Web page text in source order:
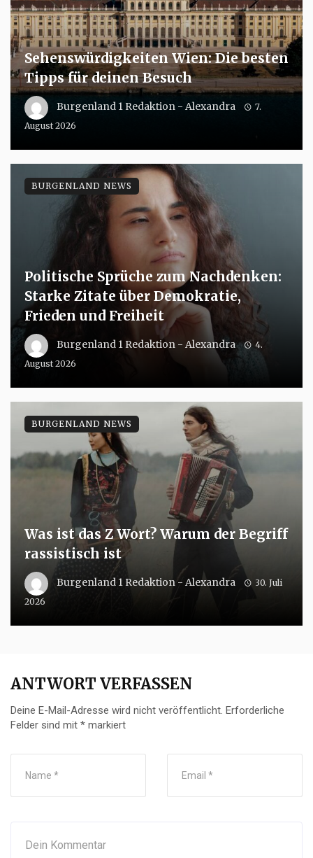
Sehenswürdigkeiten Wien: Die besten
Tipps für deinen Besuch
Burgenland 1 Redaktion - Alexandra
7.
August 2026
Politische Sprüche zum Nachdenken:
Starke Zitate über Demokratie,
Frieden und Freiheit
Burgenland 1 Redaktion - Alexandra
4.
August 2026
BURGENLAND NEWS
Was ist das Z Wort? Warum der Begriff
rassistisch ist
Burgenland 1 Redaktion - Alexandra
30. Juli
2026
BURGENLAND NEWS
ANTWORT VERFASSEN
Deine E-Mail-Adresse wird nicht veröffentlicht. Erforderliche
Felder sind mit * markiert